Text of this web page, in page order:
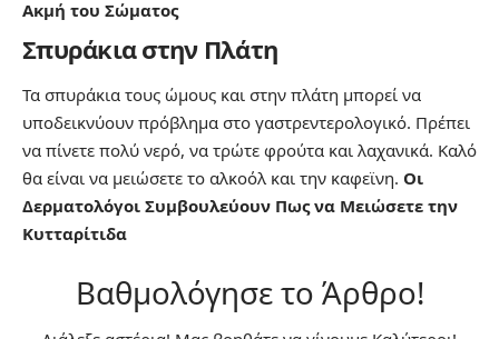
Ακμή του Σώματος
Σπυράκια στην Πλάτη
Τα σπυράκια τους ώμους και στην πλάτη μπορεί να
υποδεικνύουν πρόβλημα στο γαστρεντερολογικό. Πρέπει
να πίνετε πολύ νερό, να τρώτε φρούτα και λαχανικά. Καλό
θα είναι να μειώσετε το αλκοόλ και την καφεϊνη. Οι
Δερματολόγοι Συμβουλεύουν Πως να Μειώσετε την
Κυτταρίτιδα
Βαθμολόγησε το Άρθρο!